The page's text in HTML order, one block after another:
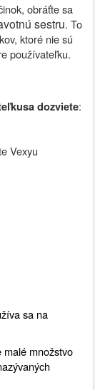
obráťte sa
sestru. To
ktoré nie sú
používateľku.
sa dozviete:
Vexyu
sa na
malé množstvo